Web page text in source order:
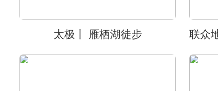
太极丨 雁栖湖徒步